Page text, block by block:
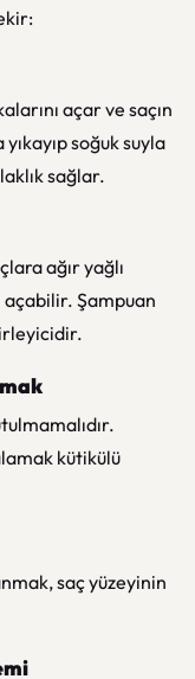
açar ve saçın
soğuk suyla
sağlar.
ağır yağlı
açabilir. Şampuan
kütikülü
saç yüzeyinin